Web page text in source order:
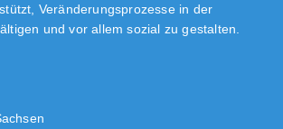
Veränderungsprozesse in der
und vor allem sozial zu gestalten.